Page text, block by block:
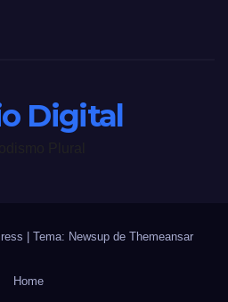
Digital
Tema: Newsup de Themeansar
Home